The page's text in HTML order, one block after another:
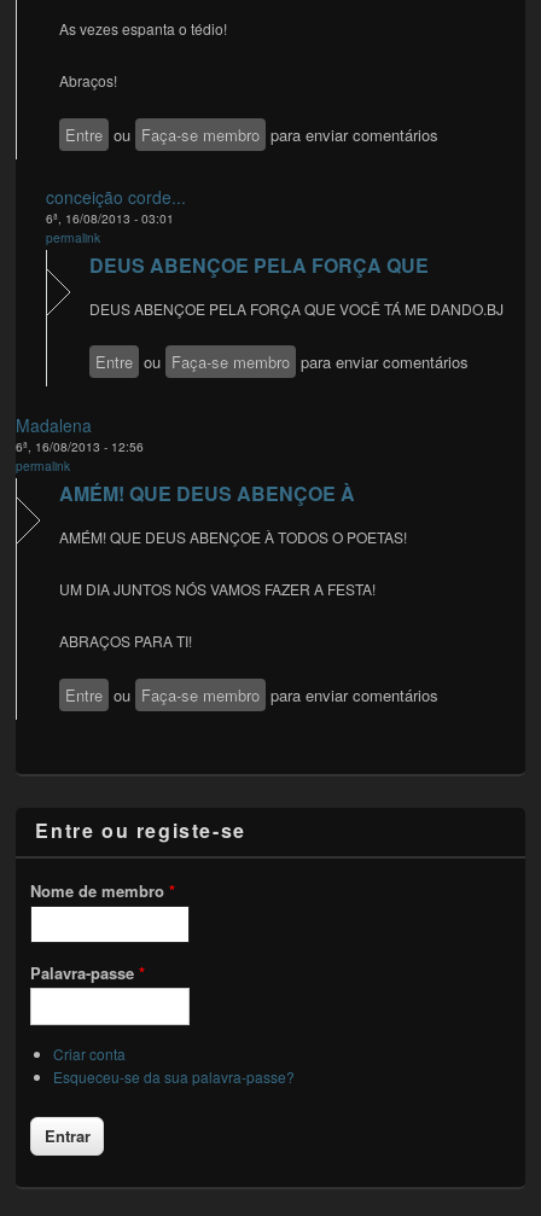
As vezes espanta o tédio!
Abraços!
Entre ou Faça-se membro para enviar comentários
conceição corde...
6ª, 16/08/2013 - 03:01
permalink
DEUS ABENÇOE PELA FORÇA QUE
DEUS ABENÇOE PELA FORÇA QUE VOCÊ TÁ ME DANDO.BJ
Entre ou Faça-se membro para enviar comentários
Madalena
6ª, 16/08/2013 - 12:56
permalink
AMÉM! QUE DEUS ABENÇOE À
AMÉM! QUE DEUS ABENÇOE À TODOS O POETAS!
UM DIA JUNTOS NÓS VAMOS FAZER A FESTA!
ABRAÇOS PARA TI!
Entre ou Faça-se membro para enviar comentários
Entre ou registe-se
Nome de membro*
Palavra-passe*
Criar conta
Esqueceu-se da sua palavra-passe?